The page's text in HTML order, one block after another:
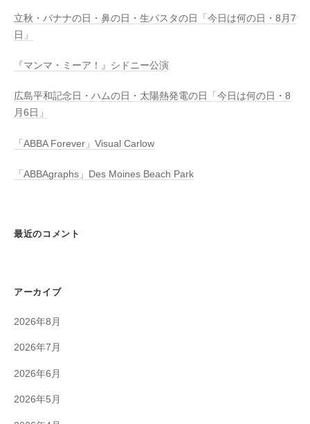
立秋・バナナの日・鼻の日・生パスタの日「今日は何の日・8月7
日」
『マンマ・ミーア！』シドニー公演
広島平和記念日・ハムの日・太陽熱発電の日「今日は何の日・8
月6日」
「ABBA Forever」Visual Carlow
「ABBAgraphs」Des Moines Beach Park
最近のコメント
アーカイブ
2026年8月
2026年7月
2026年6月
2026年5月